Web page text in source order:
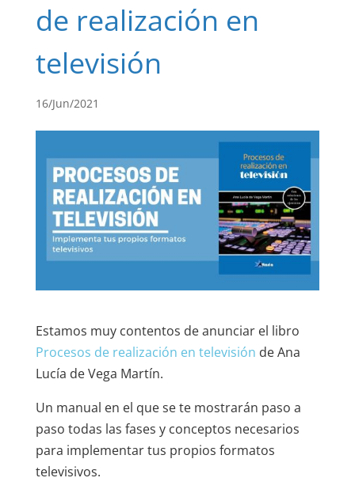
de realización en
televisión
16/Jun/2021
Estamos muy contentos de anunciar el libro
Procesos de realización en televisión de Ana
Lucía de Vega Martín.
Un manual en el que se te mostrarán paso a
paso todas las fases y conceptos necesarios
para implementar tus propios formatos
televisivos.